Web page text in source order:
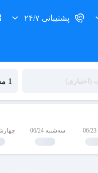
پشتیبانی ۲۴/۷
سه‌شنبه 06/24